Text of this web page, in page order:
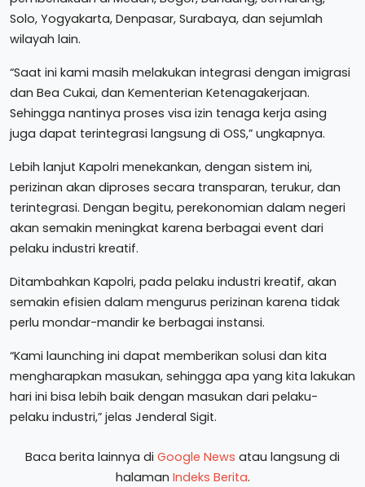
Solo, Yogyakarta, Denpasar, Surabaya, dan sejumlah
wilayah lain.
“Saat ini kami masih melakukan integrasi dengan imigrasi
dan Bea Cukai, dan Kementerian Ketenagakerjaan.
Sehingga nantinya proses visa izin tenaga kerja asing
juga dapat terintegrasi langsung di OSS,” ungkapnya.
Lebih lanjut Kapolri menekankan, dengan sistem ini,
perizinan akan diproses secara transparan, terukur, dan
terintegrasi. Dengan begitu, perekonomian dalam negeri
akan semakin meningkat karena berbagai event dari
pelaku industri kreatif.
Ditambahkan Kapolri, pada pelaku industri kreatif, akan
semakin efisien dalam mengurus perizinan karena tidak
perlu mondar-mandir ke berbagai instansi.
“Kami launching ini dapat memberikan solusi dan kita
mengharapkan masukan, sehingga apa yang kita lakukan
hari ini bisa lebih baik dengan masukan dari pelaku-
pelaku industri,” jelas Jenderal Sigit.
Baca berita lainnya di Google News atau langsung di
halaman Indeks Berita.